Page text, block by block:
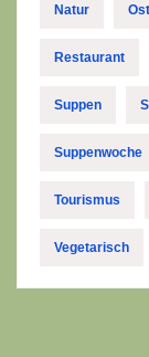
Natur
Restaurant
Suppen
Suppenwoche
Tourismus
Vegetarisch